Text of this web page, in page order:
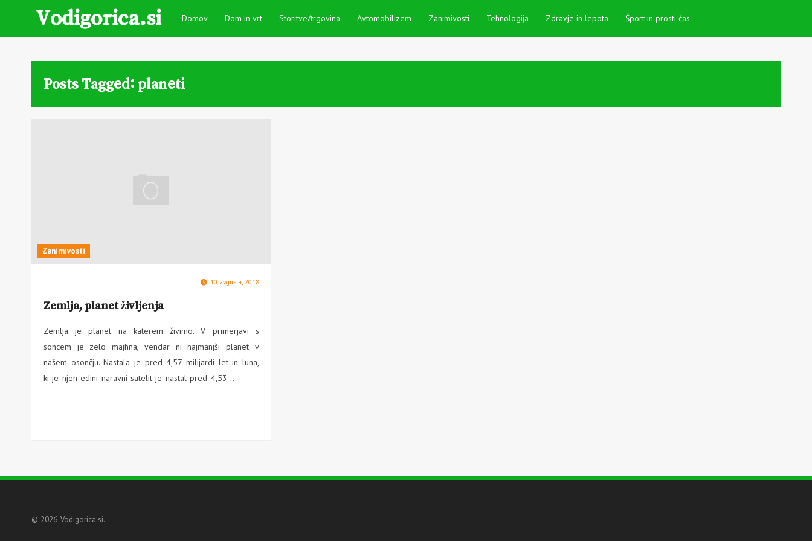
Vodigorica.si Domov Dom in vrt Storitve/trgovina Avtomobilizem Zanimivosti Tehnologija Zdravje in lepota Šport in prosti čas
Posts Tagged: planeti
Zanimivosti
10 avgusta, 2018
Zemlja, planet življenja
Zemlja je planet na katerem živimo. V primerjavi s
soncem je zelo majhna, vendar ni najmanjši planet v
našem osončju. Nastala je pred 4,57 milijardi let in luna,
ki je njen edini naravni satelit je nastal pred 4,53 …
© 2026 Vodigorica.si.